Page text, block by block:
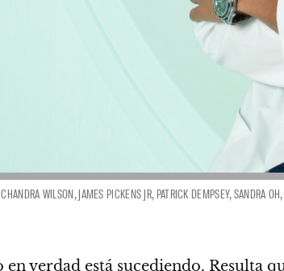
WILSON, JAMES PICKENS JR, PATRICK DEMPSEY, SANDRA
verdad está sucediendo. Resulta